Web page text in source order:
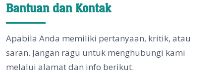
Bantuan dan Kontak
Apabila Anda memiliki pertanyaan, kritik, atau
saran. Jangan ragu untuk menghubungi kami
melalui alamat dan info berikut.